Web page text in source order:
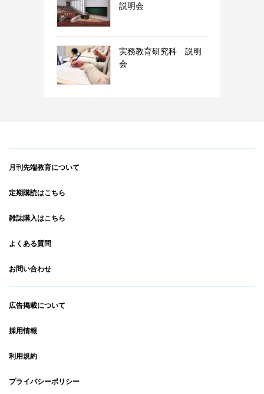
説明会
実務教育研究科 説明
会
月刊先端教育について
定期購読はこちら
雑誌購入はこちら
よくある質問
お問い合わせ
広告掲載について
採用情報
利用規約
プライバシーポリシー